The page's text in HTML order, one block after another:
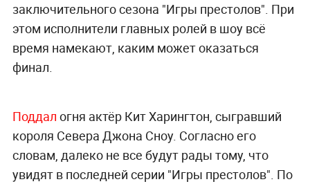
заключительного сезона "Игры престолов". При
этом исполнители главных ролей в шоу всё
время намекают, каким может оказаться
финал.
Поддал огня актёр Кит Харингтон, сыгравший
короля Севера Джона Сноу. Согласно его
словам, далеко не все будут рады тому, что
увидят в последней серии "Игры престолов". По